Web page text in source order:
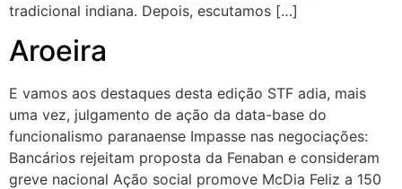
tradicional indiana. Depois, escutamos […]
Aroeira
E vamos aos destaques desta edição STF adia, mais
uma vez, julgamento de ação da data-base do
funcionalismo paranaense Impasse nas negociações:
Bancários rejeitam proposta da Fenaban e consideram
greve nacional Ação social promove McDia Feliz a 150